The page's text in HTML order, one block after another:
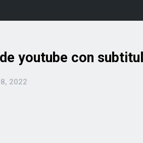
youtube con
2022